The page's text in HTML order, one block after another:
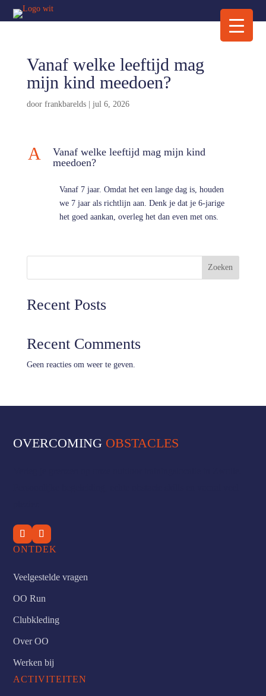
Vanaf welke leeftijd mag
mijn kind meedoen?
door frankbarelds| jul 6, 2026
A
Vanaf welke leeftijd mag mijn kind
meedoen?
Vanaf 7 jaar. Omdat het een lange dag is, houden
we 7 jaar als richtlijn aan. Denk je dat je 6-jarige
het goed aankan, overleg het dan even met ons.
Zoeken
Recent Posts
Recent Comments
Geen reacties om weer te geven.
OVERCOMING OBSTACLES
ONTDEK
Veelgestelde vragen
OO Run
Clubkleding
Over OO
Werken bij
ACTIVITEITEN